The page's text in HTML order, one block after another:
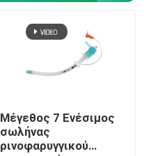
Μέγεθος 7 Ενέσιμος
σωλήνας
ρινοφαρυγγικού